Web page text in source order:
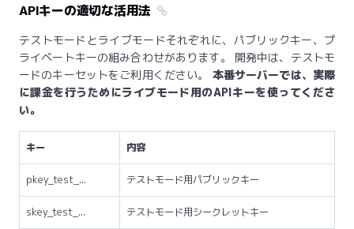
APIキーの適切な活用法
テストモードとライブモードそれぞれに、パブリックキー、プ
ライベートキーの組み合わせがあります。 開発中は、テストモ
ードのキーセットをご利用ください。 本番サーバーでは、実際
に課金を行うためにライブモード用のAPIキーを使ってくださ
い。
キー 内容
pkey_test_... テストモード用パブリックキー
skey_test_... テストモード用シークレットキー